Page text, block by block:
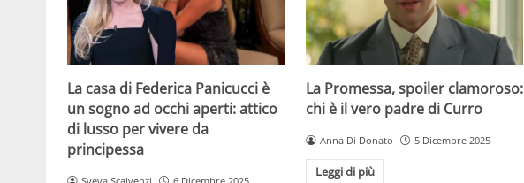
La casa di Federica Panicucci è
un sogno ad occhi aperti: attico
di lusso per vivere da
principessa
La Promessa, spoiler clamoroso:
chi è il vero padre di Curro
Anna Di Donato 5 Dicembre 2025
Leggi di più